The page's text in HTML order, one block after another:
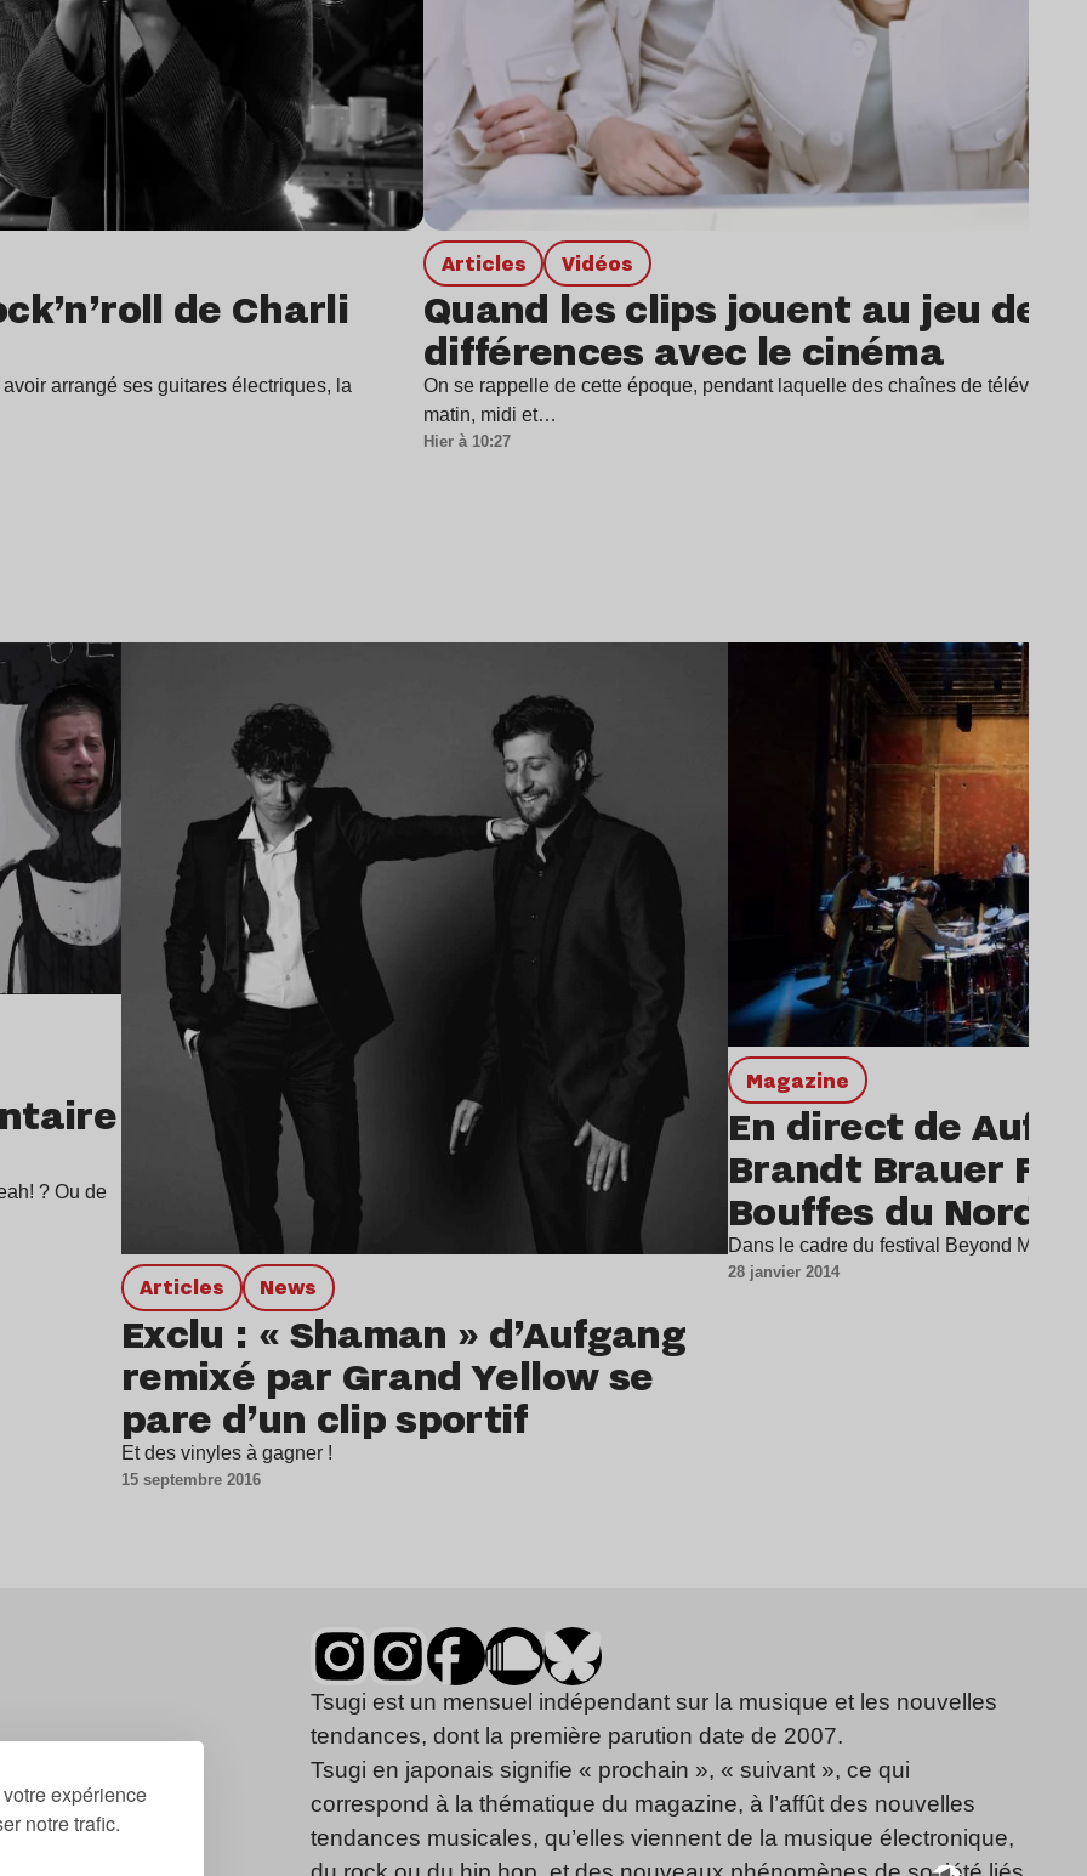
expérience
notre trafic.
de Charli
arrangé ses guitares électriques, la
Articles Vidéos
Quand les clips jouent au jeu des
différences avec le cinéma
On se rappelle de cette époque, pendant laquelle des chaînes de télévision
matin, midi et…
Hier à 10:27
? Ou de
Articles news
Exclu : « Shaman » d’Aufgang
remixé par Grand Yellow se
pare d’un clip sportif
Et des vinyles à gagner !
15 septembre 2016
magazine
En direct de
Brandt Brauer
Bouffes du Nord
Dans le cadre du festival Beyond My
28 janvier 2014
Lire l’article
Tsugi est un mensuel indépendant sur la musique et les nouvelles
tendances, dont la première parution date de 2007.
Tsugi en japonais signifie « prochain », « suivant », ce qui
correspond à la thématique du magazine, à l’affût des nouvelles
tendances musicales, qu’elles viennent de la musique électronique,